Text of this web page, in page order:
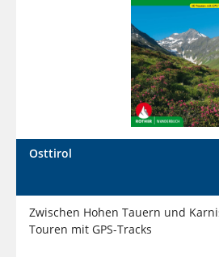
Osttirol
Zwischen Hohen Tauern und
Touren mit GPS-Tracks